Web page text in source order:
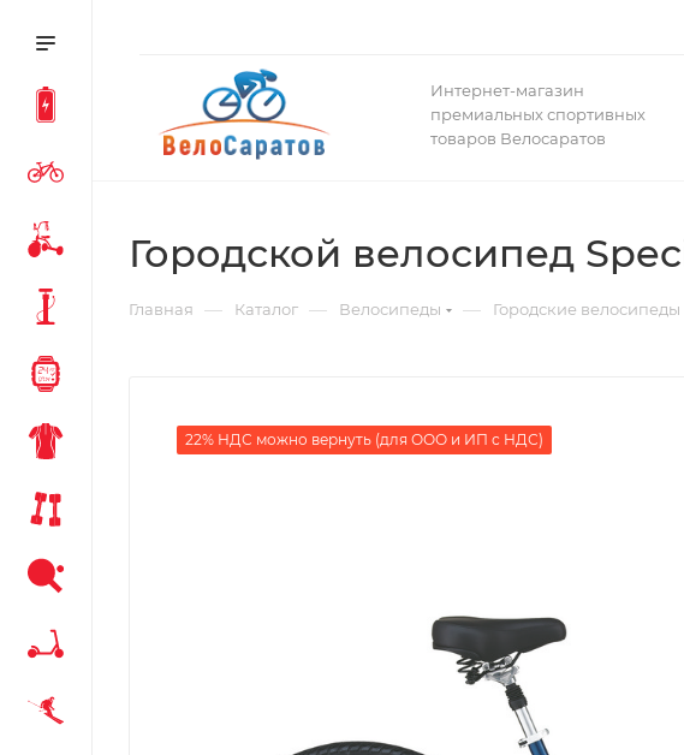
Интернет-магазин
премиальных спортивных
товаров Велосаратов
Городской велосипед
Главная — Каталог — Велосипеды — Городские велосипеды
22% НДС можно вернуть (для ООО и ИП с НДС)